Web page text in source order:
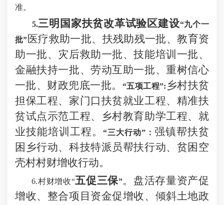
准。
5.三明国家扶贫改革试验区建设“九个一
批” 医疗救助一批、扶残助残一批、教育资
助一批、灾后救助一批、技能培训一批、
金融扶持一批、劳动互助一批、重树信心
一批、财政兜底一批。
“五项工程”: 乡村扶贫
担保工程、家门口扶贫就业工程、精准扶
贫试点示范工程、乡村教育助学工程、就
业技能培训工程。
“三大行动”： 强镇帮扶贫
困乡行动、科技特派员帮扶行动、贫困空
壳村村财增收行动。
6.村财增收“五促三保”。盘活存量资产促
增收、整合项目资金促增收、倾斜土地政